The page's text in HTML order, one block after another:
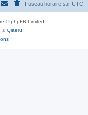
Fuseau horaire sur UTC
© phpBB Limited
©Qiaeru